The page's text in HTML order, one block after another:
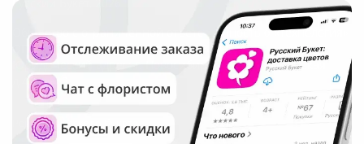
Общество с ограниченной ответственностью «Технология»
ОГРН: 1195476081745, ИНН: 5410081997
Юридический адрес: г. Новосибирск, ул. Ипподромская,
д.42, оф. 3
Рейтинг Русского букета